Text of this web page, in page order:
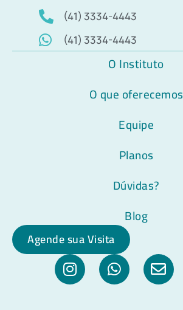
(41) 3334-4443
(41) 3334-4443
O Instituto
O que oferecemos
Equipe
Planos
Dúvidas?
Blog
Agende sua Visita